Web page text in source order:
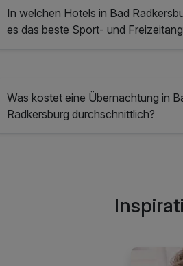
In welchen Hotels in Bad
es das beste Sport- und
Was kostet eine Übernachtung in
Radkersburg durchschnittlich?